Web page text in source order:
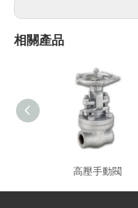
相關產品
高壓手動閥